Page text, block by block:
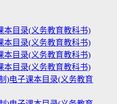
本目录(义务教育教科书)
本目录(义务教育教科书)
本目录(义务教育教科书)
本目录(义务教育教科书)
)电子课本目录(义务教育